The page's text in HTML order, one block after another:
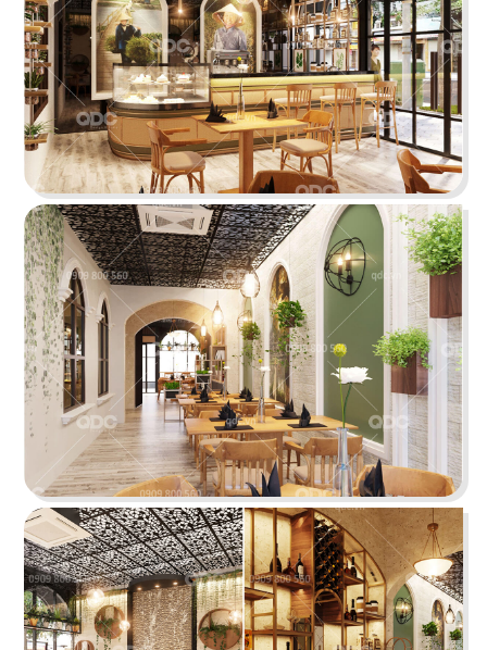
PHÊ LA
Dự án mới nhất của chúng tôi, Phê La - Biên Hòa
tọa lạc trên con đường Võ Thị Sáu sầm uất...
Chi tiết
HIGHLANDS COFFEE
Highlands Sunwah do QDC Design & Build thi
công sở hữu không gian hai mặt tiền rộng rãi